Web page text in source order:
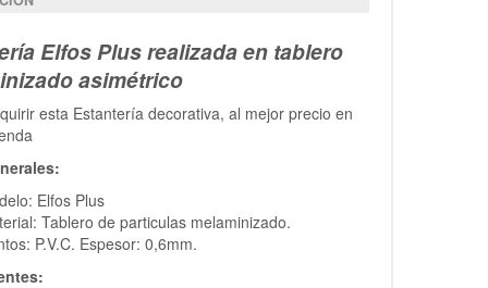
Elfos Plus realizada en tablero
asimétrico
esta Estantería decorativa, al mejor precio en
Elfos Plus
Tablero de particulas melaminizado.
P.V.C. Espesor: 0,6mm.